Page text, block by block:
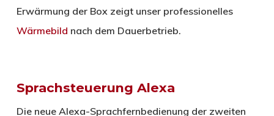
Erwärmung der Box zeigt unser professionelles
Wärmebild nach dem Dauerbetrieb.
Sprachsteuerung Alexa
Die neue Alexa-Sprachfernbedienung der zweiten